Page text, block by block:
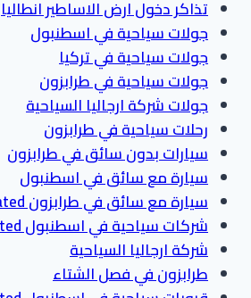
تذاكر دخول ارض الاساطير انطاليا
جولات سياحية في اسطنبول
جولات سياحية في تركيا
جولات سياحية في طرابزون
جولات شركة ارجاليا السياحية
رحلات سياحية في طرابزون
سيارات بدون سائق في طرابزون
سيارة مع سائق في اسطنبول
سيارة مع سائق في طرابزون argaliya updated
شركات سياحية في اسطنبول argaliya updated
شركة ارجاليا السياحية
طرابزون في فصل الشتاء